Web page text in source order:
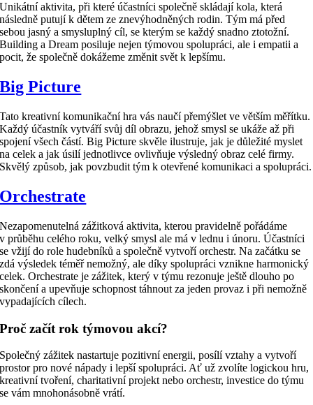
Unikátní aktivita, při které účastníci společně skládají kola, která
následně putují k dětem ze znevýhodněných rodin. Tým má před
sebou jasný a smysluplný cíl, se kterým se každý snadno ztotožní.
Building a Dream posiluje nejen týmovou spolupráci, ale i empatii a
pocit, že společně dokážeme změnit svět k lepšímu.
Big Picture
Tato kreativní komunikační hra vás naučí přemýšlet ve větším měřítku.
Každý účastník vytváří svůj díl obrazu, jehož smysl se ukáže až při
spojení všech částí. Big Picture skvěle ilustruje, jak je důležité myslet
na celek a jak úsilí jednotlivce ovlivňuje výsledný obraz celé firmy.
Skvělý způsob, jak povzbudit tým k otevřené komunikaci a spolupráci.
Orchestrate
Nezapomenutelná zážitková aktivita, kterou pravidelně pořádáme
v průběhu celého roku, velký smysl ale má v lednu i únoru. Účastníci
se vžijí do role hudebníků a společně vytvoří orchestr. Na začátku se
zdá výsledek téměř nemožný, ale díky spolupráci vznikne harmonický
celek. Orchestrate je zážitek, který v týmu rezonuje ještě dlouho po
skončení a upevňuje schopnost táhnout za jeden provaz i při nemožně
vypadajících cílech.
Proč začít rok týmovou akcí?
Společný zážitek nastartuje pozitivní energii, posílí vztahy a vytvoří
prostor pro nové nápady i lepší spolupráci. Ať už zvolíte logickou hru,
kreativní tvoření, charitativní projekt nebo orchestr, investice do týmu
se vám mnohonásobně vrátí.